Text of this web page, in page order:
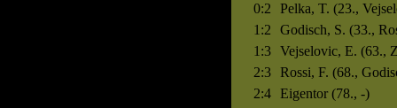
0:2
Pelka, T. (23.,
1:2
Godisch, S. (33.,
1:3
Vejselovic, E. (63.,
2:3
Rossi, F. (68.,
2:4
Eigentor (78., -)